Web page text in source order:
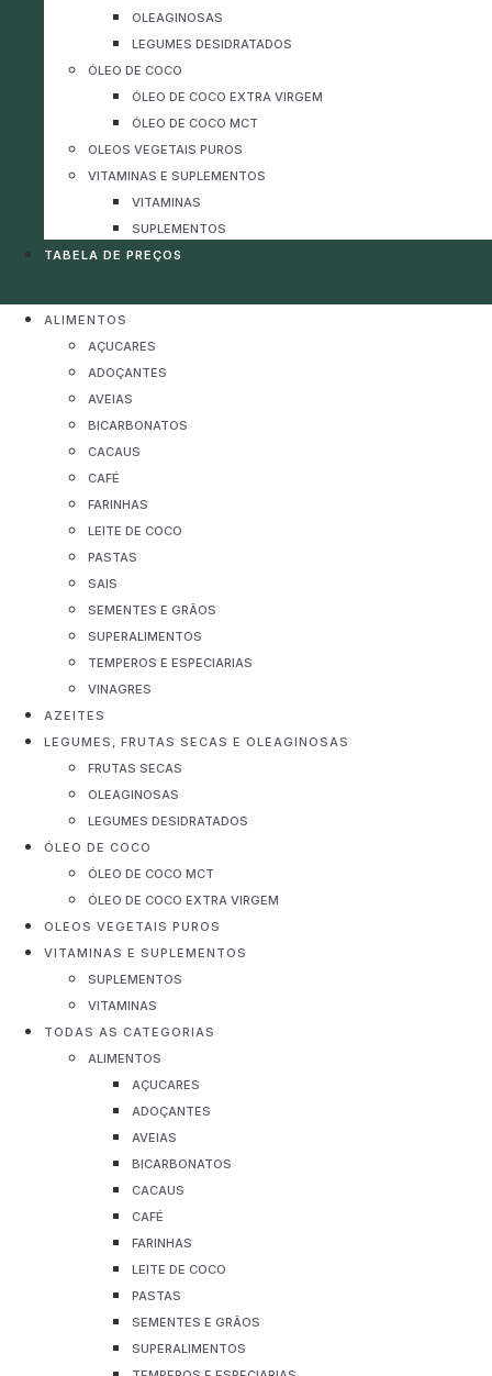
OLEAGINOSAS
LEGUMES DESIDRATADOS
ÓLEO DE COCO
ÓLEO DE COCO EXTRA VIRGEM
ÓLEO DE COCO MCT
OLEOS VEGETAIS PUROS
VITAMINAS E SUPLEMENTOS
VITAMINAS
SUPLEMENTOS
TABELA DE PREÇOS
ALIMENTOS
AÇUCARES
ADOÇANTES
AVEIAS
BICARBONATOS
CACAUS
CAFÉ
FARINHAS
LEITE DE COCO
PASTAS
SAIS
SEMENTES E GRÃOS
SUPERALIMENTOS
TEMPEROS E ESPECIARIAS
VINAGRES
AZEITES
LEGUMES, FRUTAS SECAS E OLEAGINOSAS
FRUTAS SECAS
OLEAGINOSAS
LEGUMES DESIDRATADOS
ÓLEO DE COCO
ÓLEO DE COCO MCT
ÓLEO DE COCO EXTRA VIRGEM
OLEOS VEGETAIS PUROS
VITAMINAS E SUPLEMENTOS
SUPLEMENTOS
VITAMINAS
TODAS AS CATEGORIAS
ALIMENTOS
AÇUCARES
ADOÇANTES
AVEIAS
BICARBONATOS
CACAUS
CAFÉ
FARINHAS
LEITE DE COCO
PASTAS
SEMENTES E GRÃOS
SUPERALIMENTOS